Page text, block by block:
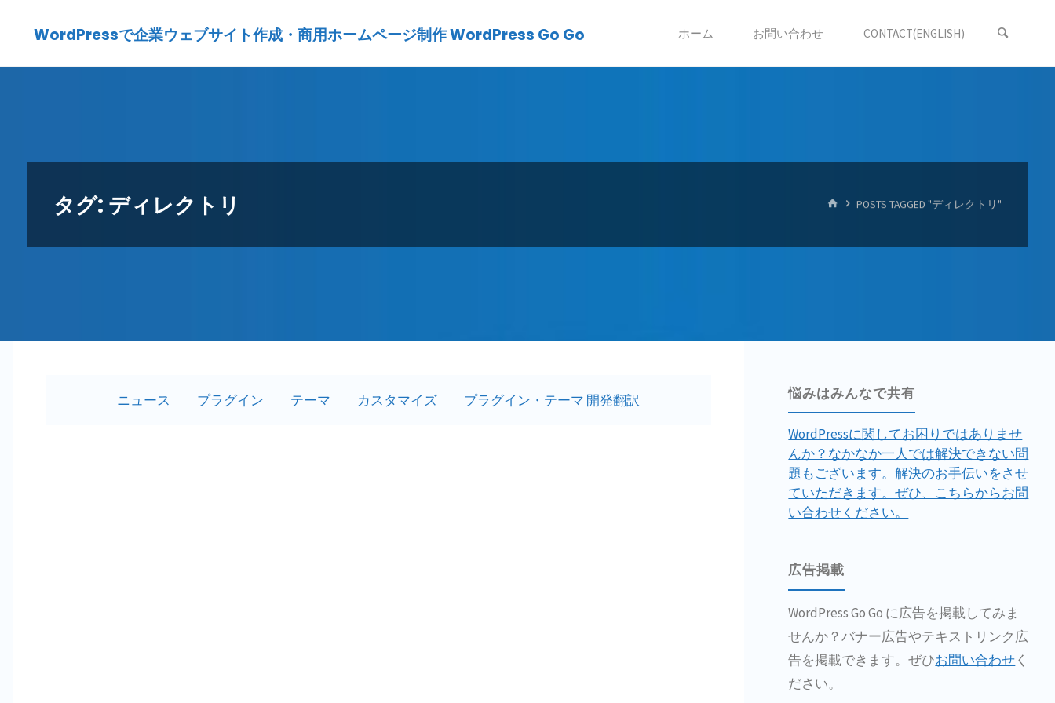
WordPressで企業ウェブサイト作成・商用ホームページ制作 WordPress Go Go ホーム お問い合わせ CONTACT(ENGLISH)
タグ: ディレクトリ HOMEPOSTS TAGGED "ディレクトリ"
ニュース プラグイン テーマ カスタマイズ プラグイン・テーマ 開発翻訳 悩みはみんなで共有
WordPressに関してお困りではありませ
んか？なかなか一人では解決できない問
題もございます。解決のお手伝いをさせ
ていただきます。ぜひ、こちらからお問
い合わせください。
広告掲載
WordPress Go Go に広告を掲載してみま
せんか？バナー広告やテキストリンク広
告を掲載できます。ぜひお問い合わせく
ださい。